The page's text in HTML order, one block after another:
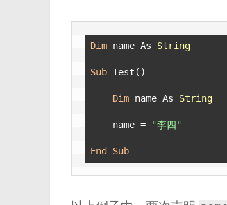
Dim name As String
Sub Test()
Dim name As String
    name =
"李四"
End Sub